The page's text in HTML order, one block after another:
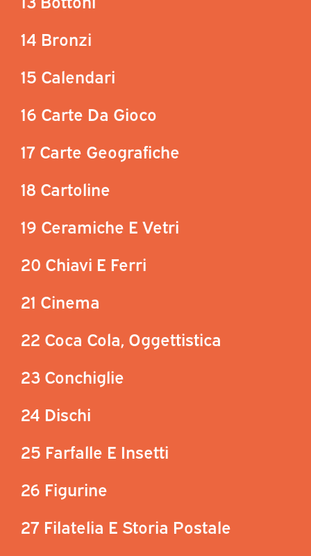
14 Bronzi
15 Calendari
16 Carte Da Gioco
17 Carte Geografiche
18 Cartoline
19 Ceramiche E Vetri
20 Chiavi E Ferri
21 Cinema
22 Coca Cola, Oggettistica
23 Conchiglie
24 Dischi
25 Farfalle E Insetti
26 Figurine
27 Filatelia E Storia Postale